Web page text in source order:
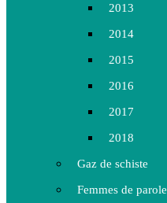
2013
2014
2015
2016
2017
2018
Gaz de schiste
Femmes de parole